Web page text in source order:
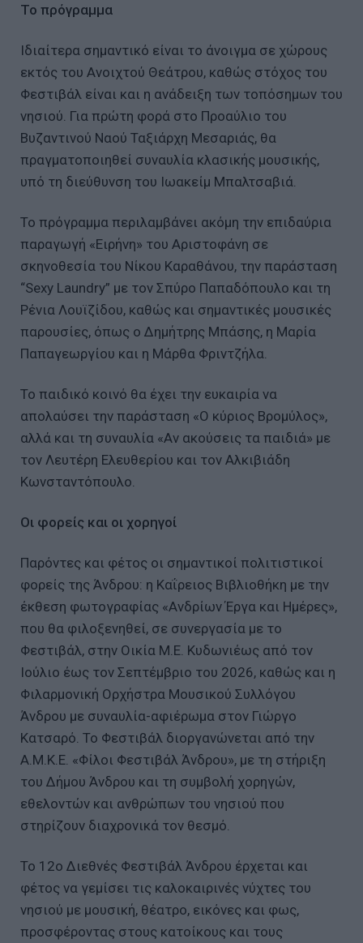
Το πρόγραμμα
Ιδιαίτερα σημαντικό είναι το άνοιγμα σε χώρους
εκτός του Ανοιχτού Θεάτρου, καθώς στόχος του
Φεστιβάλ είναι και η ανάδειξη των τοπόσημων του
νησιού. Για πρώτη φορά στο Προαύλιο του
Βυζαντινού Ναού Ταξιάρχη Μεσαριάς, θα
πραγματοποιηθεί συναυλία κλασικής μουσικής,
υπό τη διεύθυνση του Ιωακείμ Μπαλτσαβιά.
Το πρόγραμμα περιλαμβάνει ακόμη την επιδαύρια
παραγωγή «Ειρήνη» του Αριστοφάνη σε
σκηνοθεσία του Νίκου Καραθάνου, την παράσταση
“Sexy Laundry” με τον Σπύρο Παπαδόπουλο και τη
Ρένια Λουϊζίδου, καθώς και σημαντικές μουσικές
παρουσίες, όπως ο Δημήτρης Μπάσης, η Μαρία
Παπαγεωργίου και η Μάρθα Φριντζήλα.
Το παιδικό κοινό θα έχει την ευκαιρία να
απολαύσει την παράσταση «Ο κύριος Βρομύλος»,
αλλά και τη συναυλία «Αν ακούσεις τα παιδιά» με
τον Λευτέρη Ελευθερίου και τον Αλκιβιάδη
Κωνσταντόπουλο.
Οι φορείς και οι χορηγοί
Παρόντες και φέτος οι σημαντικοί πολιτιστικοί
φορείς της Άνδρου: η Καΐρειος Βιβλιοθήκη με την
έκθεση φωτογραφίας «Ανδρίων Έργα και Ημέρες»,
που θα φιλοξενηθεί, σε συνεργασία με το
Φεστιβάλ, στην Οικία Μ.Ε. Κυδωνιέως από τον
Ιούλιο έως τον Σεπτέμβριο του 2026, καθώς και η
Φιλαρμονική Ορχήστρα Μουσικού Συλλόγου
Άνδρου με συναυλία-αφιέρωμα στον Γιώργο
Κατσαρό. Το Φεστιβάλ διοργανώνεται από την
Α.Μ.Κ.Ε. «Φίλοι Φεστιβάλ Άνδρου», με τη στήριξη
του Δήμου Άνδρου και τη συμβολή χορηγών,
εθελοντών και ανθρώπων του νησιού που
στηρίζουν διαχρονικά τον θεσμό.
Το 12ο Διεθνές Φεστιβάλ Άνδρου έρχεται και
φέτος να γεμίσει τις καλοκαιρινές νύχτες του
νησιού με μουσική, θέατρο, εικόνες και φως,
προσφέροντας στους κατοίκους και τους